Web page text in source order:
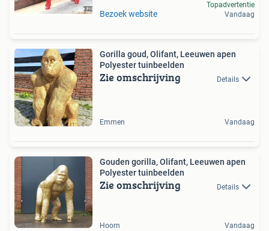
Bezoek website
Topadvertentie
Vandaag
Gorilla goud, Olifant, Leeuwen apen
Polyester tuinbeelden
Zie omschrijving Details
Emmen Vandaag
Gouden gorilla, Olifant, Leeuwen apen
Polyester tuinbeelden
Zie omschrijving Details
Hoorn Vandaag